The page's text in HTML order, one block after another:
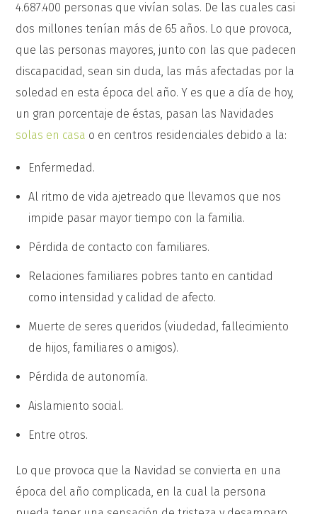
4.687.400 personas que vivían solas. De las cuales casi
dos millones tenían más de 65 años. Lo que provoca,
que las personas mayores, junto con las que padecen
discapacidad, sean sin duda, las más afectadas por la
soledad en esta época del año. Y es que a día de hoy,
un gran porcentaje de éstas, pasan las Navidades
solas en casa o en centros residenciales debido a la:
Enfermedad.
Al ritmo de vida ajetreado que llevamos que nos
impide pasar mayor tiempo con la familia.
Pérdida de contacto con familiares.
Relaciones familiares pobres tanto en cantidad
como intensidad y calidad de afecto.
Muerte de seres queridos (viudedad, fallecimiento
de hijos, familiares o amigos).
Pérdida de autonomía.
Aislamiento social.
Entre otros.
Lo que provoca que la Navidad se convierta en una
época del año complicada, en la cual la persona